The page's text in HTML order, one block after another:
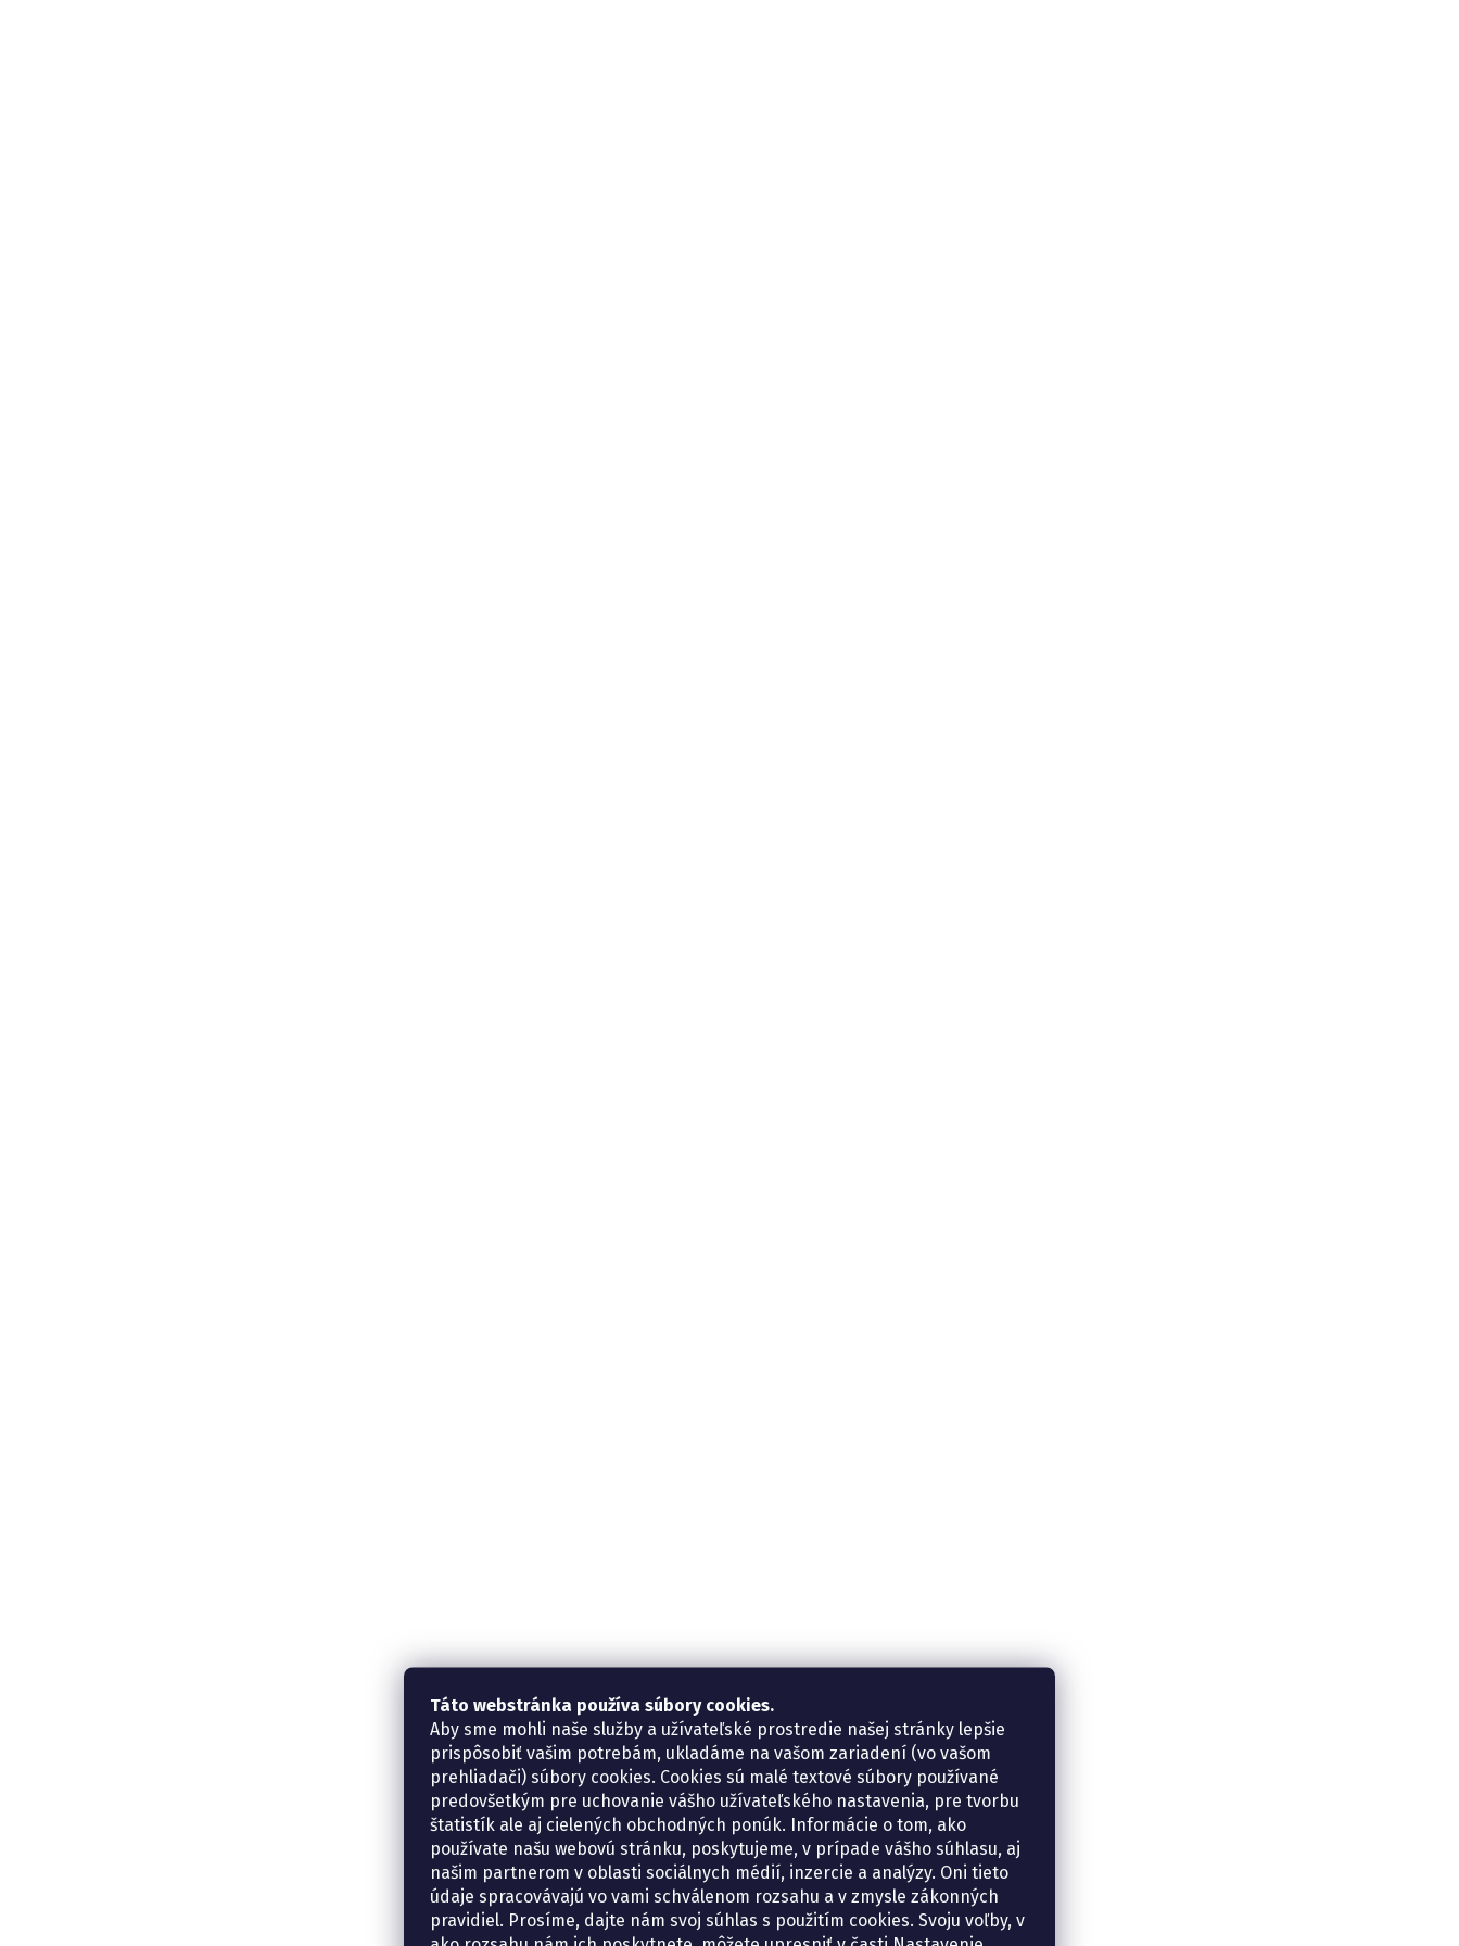
Táto webstránka používa súbory cookies.
Aby sme mohli naše služby a užívateľské prostredie našej stránky lepšie
prispôsobiť vašim potrebám, ukladáme na vašom zariadení (vo vašom
prehliadači) súbory cookies. Cookies sú malé textové súbory používané
predovšetkým pre uchovanie vášho užívateľského nastavenia, pre tvorbu
štatistík ale aj cielených obchodných ponúk. Informácie o tom, ako
používate našu webovú stránku, poskytujeme, v prípade vášho súhlasu, aj
našim partnerom v oblasti sociálnych médií, inzercie a analýzy. Oni tieto
údaje spracovávajú vo vami schválenom rozsahu a v zmysle zákonných
pravidiel. Prosíme, dajte nám svoj súhlas s použitím cookies. Svoju voľby, v